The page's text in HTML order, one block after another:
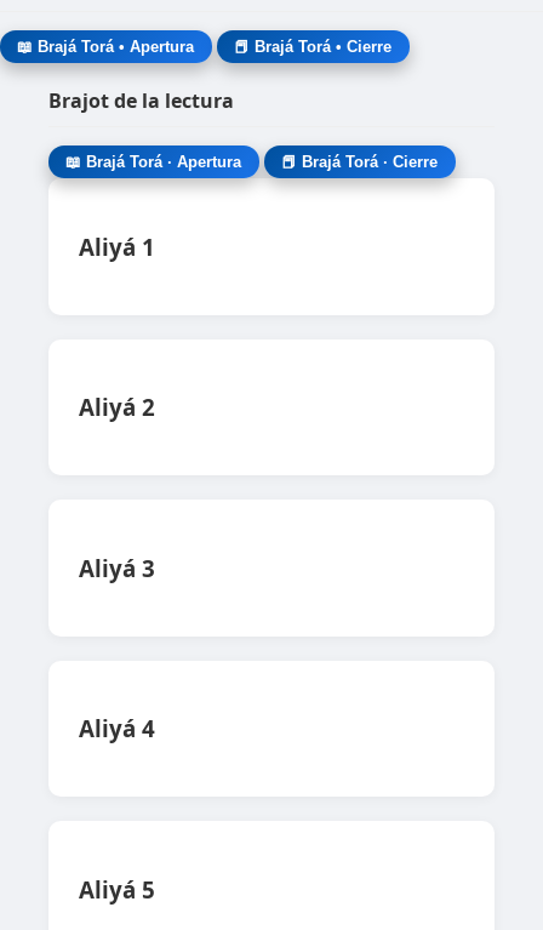
📖 Brajá Torá • Apertura 📕 Brajá Torá • Cierre
Brajot de la lectura
📖 Brajá Torá · Apertura 📕 Brajá Torá · Cierre
Aliyá 1
Aliyá 2
Aliyá 3
Aliyá 4
Aliyá 5